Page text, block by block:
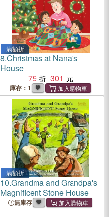
滿額折
8.Christmas at Nana's
House
79
301
庫存：1
滿額折
10.Grandma and Grandpa's
Magnificent Stone House
無庫存